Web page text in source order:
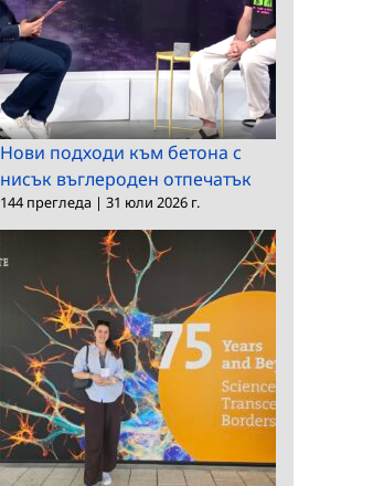
Нови подходи към бетона с
нисък въглероден отпечатък
144 прегледа | 31 юли 2026 г.